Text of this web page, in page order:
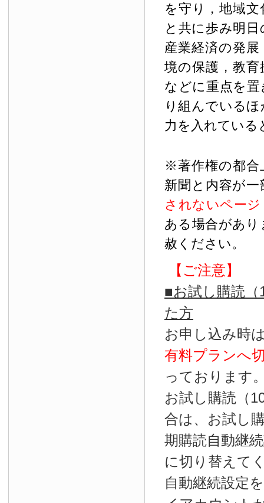
を守り，地域
と共に歩み明
産業経済の発
境の保護，教
などに重点を
り組んでいる
力を入れている
※著作権の都合
新聞と内容が
されないペー
ある場合があ
赦ください。
【ご注意】
■お試し購読
た方
お申し込み時
有料プランへ
っております
お試し購読（
合は、お試し
期購読自動継
に切り替えて
自動継続設定